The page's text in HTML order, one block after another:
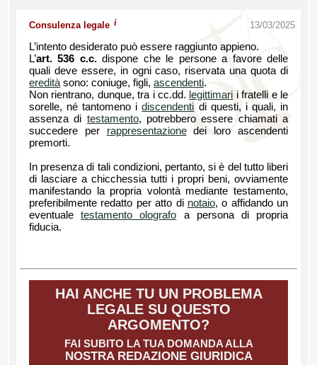
Consulenza legale i 13/03/2025
L’intento desiderato può essere raggiunto appieno.
L’art. 536 c.c.dispone che le persone a favore delle
quali deve essere, in ogni caso, riservata una quota di
ereditàsono: coniuge, figli, ascendenti.
Non rientrano, dunque, tra i cc.dd. legittimari i fratelli e le
sorelle, né tantomeno idiscendenti di questi, i quali, in
assenza di testamento, potrebbero essere chiamati a
succedere per rappresentazionedei loro ascendenti
premorti.
In presenza di tali condizioni, pertanto, si è del tutto liberi
di lasciare a chicchessia tutti i propri beni, ovviamente
manifestando la propria volontà mediante testamento,
preferibilmente redatto per atto di notaio, o affidando un
eventualetestamento olografo a persona di propria
fiducia.
HAI ANCHE TU UN PROBLEMA
LEGALE SU QUESTO
ARGOMENTO?
FAI SUBITO LA TUA DOMANDA ALLA
NOSTRA REDAZIONE GIURIDICA